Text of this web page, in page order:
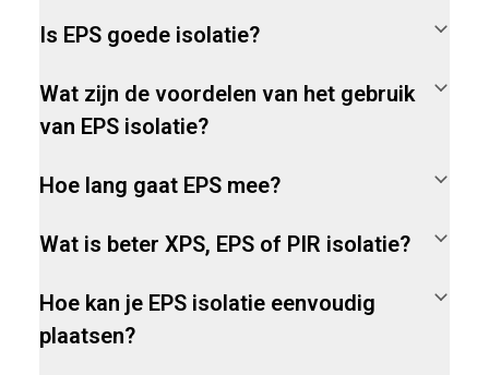
Is EPS goede isolatie?
Wat zijn de voordelen van het gebruik
van EPS isolatie?
Hoe lang gaat EPS mee?
Wat is beter XPS, EPS of PIR isolatie?
Hoe kan je EPS isolatie eenvoudig
plaatsen?